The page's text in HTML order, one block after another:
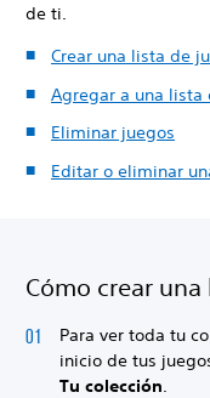
de ti.
Crear una lista de
Agregar a una lista
Eliminar juegos
Editar o eliminar
Cómo crear
Para ver toda tu
inicio de tus
Tu colección